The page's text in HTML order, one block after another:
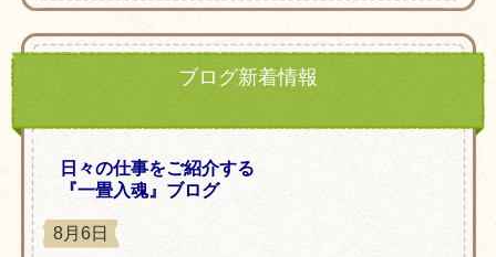
ブログ新着情報
日々の仕事をご紹介する
『一畳入魂』ブログ
8月6日